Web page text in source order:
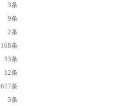
3条
9条
2条
168条
33条
12条
627条
3条